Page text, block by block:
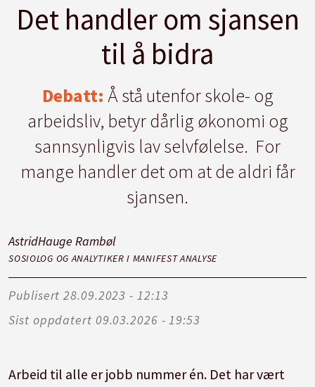
Det handler om sjansen
til å bidra
Debatt: Å stå utenfor skole- og
arbeidsliv, betyr dårlig økonomi og
sannsynligvis lav selvfølelse. For
mange handler det om at de aldri får
sjansen.
AstridHauge Rambøl
SOSIOLOG OG ANALYTIKER I MANIFEST ANALYSE
Publisert
28.09.2023 - 12:13
Sist oppdatert
09.03.2026 - 19:53
Arbeid til alle er jobb nummer én. Det har vært